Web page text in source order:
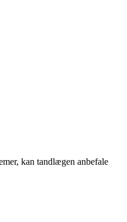
kan tandlægen anbefale